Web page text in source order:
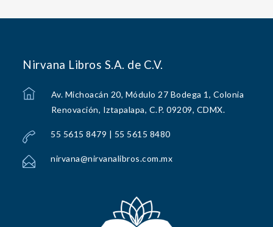
Nirvana Libros S.A. de C.V.
Av. Michoacán 20, Módulo 27 Bodega 1, Colonia
Renovación, Iztapalapa, C.P. 09209, CDMX.
55 5615 8479 | 55 5615 8480
nirvana@nirvanalibros.com.mx